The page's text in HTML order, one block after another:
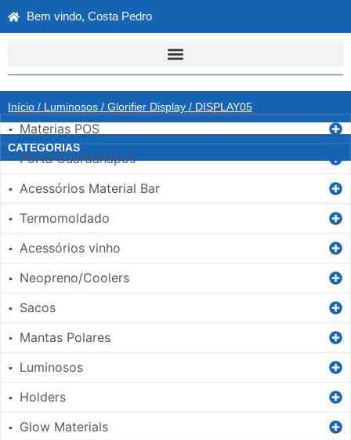
Bem vindo, Costa Pedro
Início / Luminosos / Glorifier Display / DISPLAY05
CATEGORIAS
▪ Materias POS
▪ Porta Guardanapos
▪ Acessórios Material Bar
▪ Termomoldado
▪ Acessórios vinho
▪ Neopreno/Coolers
▪ Sacos
▪ Mantas Polares
▪ Luminosos
▪ Holders
▪ Glow Materials